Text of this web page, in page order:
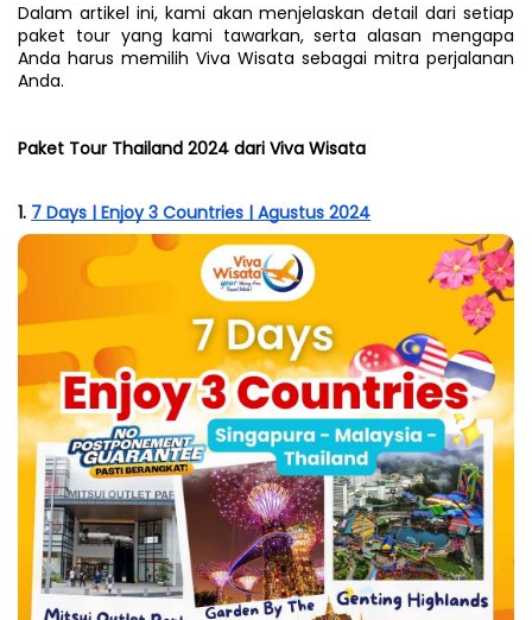
Dalam artikel ini, kami akan menjelaskan detail dari setiap
paket tour yang kami tawarkan, serta alasan mengapa
Anda harus memilih Viva Wisata sebagai mitra perjalanan
Anda.
Paket Tour Thailand 2024 dari Viva Wisata
1. 7 Days | Enjoy 3 Countries | Agustus 2024